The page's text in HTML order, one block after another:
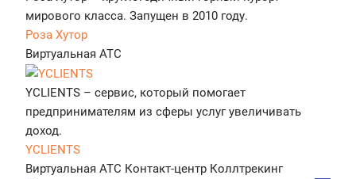
мирового класса. Запущен в 2010 году.
Роза Хутор
Виртуальная АТС
YCLIENTS – сервис, который помогает
предпринимателям из сферы услуг увеличивать
доход.
YCLIENTS
Виртуальная АТС Контакт-центр Коллтрекинг